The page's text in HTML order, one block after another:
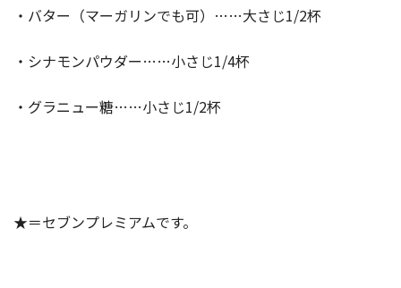
・バター（マーガリンでも可）……大さじ1/2杯
・シナモンパウダー……小さじ1/4杯
・グラニュー糖……小さじ1/2杯
★＝セブンプレミアムです。